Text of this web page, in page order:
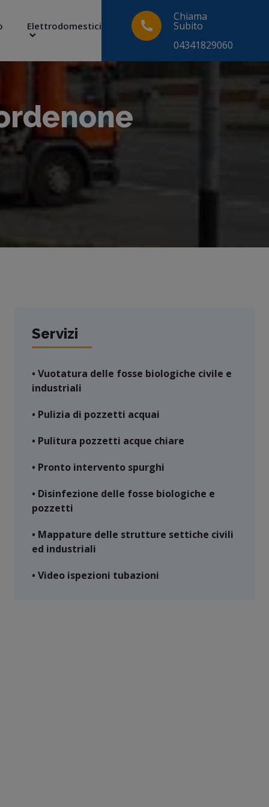
Elettrodomestici
Chiama
Subito
04341829060
Servizi
• Vuotatura delle fosse biologiche civile e
industriali
• Pulizia di pozzetti acquai
• Pulitura pozzetti acque chiare
• Pronto intervento spurghi
• Disinfezione delle fosse biologiche e
pozzetti
• Mappature delle strutture settiche civili
ed industriali
• Video ispezioni tubazioni